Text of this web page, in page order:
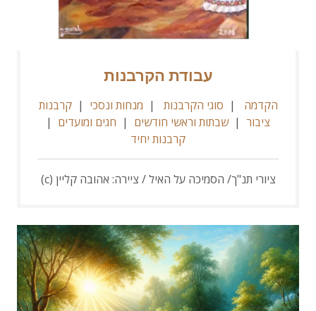
עבודת הקרבנות
הקדמה | סוגי הקרבנות | מנחות ונסכי |קרבנות
ציבור | שבתות וראשי חודשים | חגים ומועדים |
קרבנות יחיד
ציורי תנ"ך/ הסמיכה על האיל / ציירה: אהובה קליין (c)